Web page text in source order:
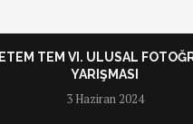
ETEM TEM VI. ULUSAL
YARIŞMASI
3 Haziran 2024